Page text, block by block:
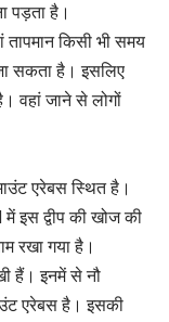
पड़ता है।
तापमान किसी भी समय
सकता है। इसलिए
वहां जाने से लोगों
एरेबस स्थित है।
इस द्वीप की खोज की
रखा गया है।
हैं। इनमें से नौ
एरेबस है। इसकी